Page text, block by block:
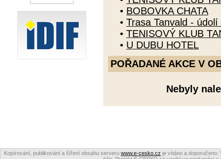
• BOBOVKA CHATA
• Trasa Tanvald -
• TENISOVÝ KLUB
• U DUBU HOTEL
POŘADANÉ AKCE V
Nebyly
Kopírování, publikování a šíření obsahu serveru www.e-cesko.cz je vítáno a doporučeno.